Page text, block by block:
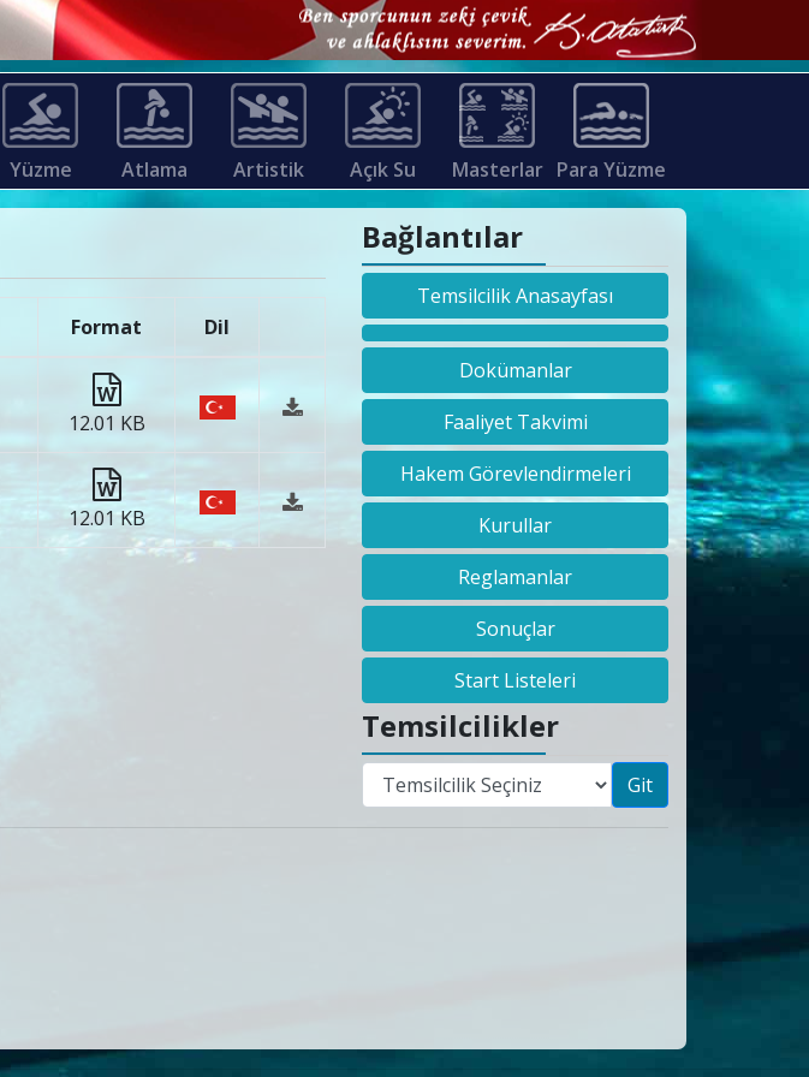
Yüzme Atlama Artistik Açık Su Masterlar Para Yüzme
Format Dil
12.01 KB
12.01 KB
Bağlantılar
Temsilcilik Anasayfası
Dokümanlar
Faaliyet Takvimi
Hakem Görevlendirmeleri
Kurullar
Reglamanlar
Sonuçlar
Start Listeleri
Temsilcilikler
Git